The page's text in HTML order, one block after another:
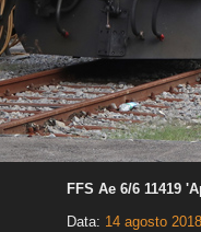
FFS Ae 6/6 11419
Data: 14 agosto 2018